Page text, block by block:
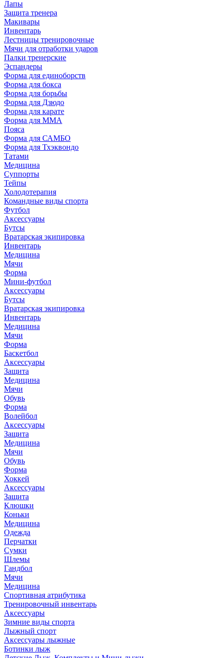
Лапы
Защита тренера
Макивары
Инвентарь
Лестницы тренировочные
Мячи для отработки ударов
Палки тренерские
Эспандеры
Форма для единоборств
Форма для бокса
Форма для борьбы
Форма для Дзюдо
Форма для карате
Форма для MMA
Пояса
Форма для САМБО
Форма для Тхэквондо
Татами
Медицина
Суппорты
Тейпы
Холодотерапия
Командные виды спорта
Футбол
Аксессуары
Бутсы
Вратарская экипировка
Инвентарь
Медицина
Мячи
Форма
Мини-футбол
Аксессуары
Бутсы
Вратарская экипировка
Инвентарь
Медицина
Мячи
Форма
Баскетбол
Аксессуары
Защита
Медицина
Мячи
Обувь
Форма
Волейбол
Аксессуары
Защита
Медицина
Мячи
Обувь
Форма
Хоккей
Аксессуары
Защита
Клюшки
Коньки
Медицина
Одежда
Перчатки
Сумки
Шлемы
Гандбол
Мячи
Медицина
Спортивная атрибутика
Тренировочный инвентарь
Аксессуары
Зимние виды спорта
Лыжный спорт
Аксессуары лыжные
Ботинки лыж